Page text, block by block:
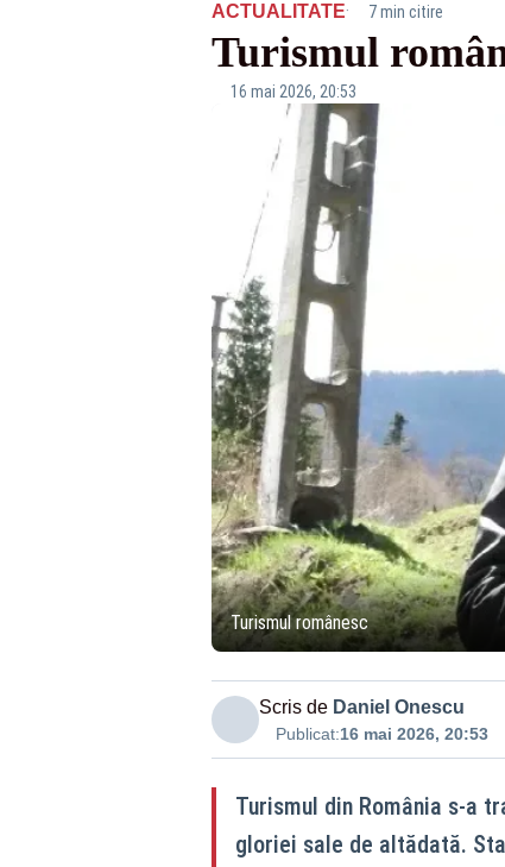
ACTUALITATE· 7 min citire
Turismul
16 mai 2026, 20:53
Turismul românesc
Scris de Daniel Onescu
Publicat:16 mai 2026, 20:53
Turismul din România s-a
gloriei sale de altădată.